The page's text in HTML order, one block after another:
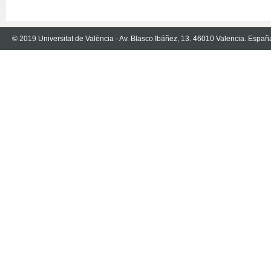
© 2019 Universitat de València - Av. Blasco Ibáñez, 13. 46010 Valencia.